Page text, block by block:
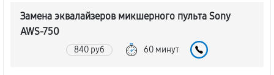
Замена эквалайзеров микшерного пульта Sony
AWS-750
840 руб 60 минут